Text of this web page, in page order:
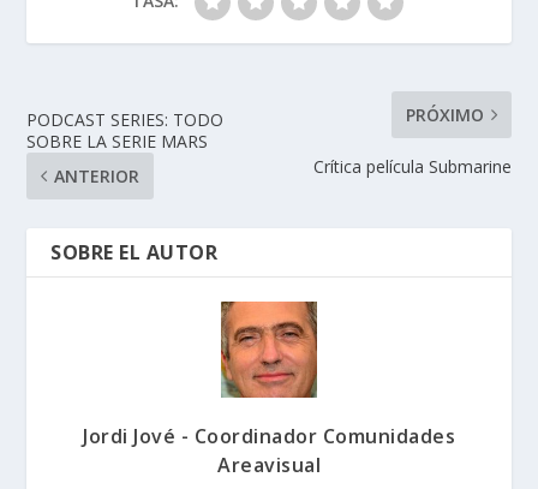
PODCAST SERIES: TODO
SOBRE LA SERIE MARS
ANTERIOR
PRÓXIMO
Crítica película Submarine
SOBRE EL AUTOR
Jordi Jové - Coordinador Comunidades
Areavisual